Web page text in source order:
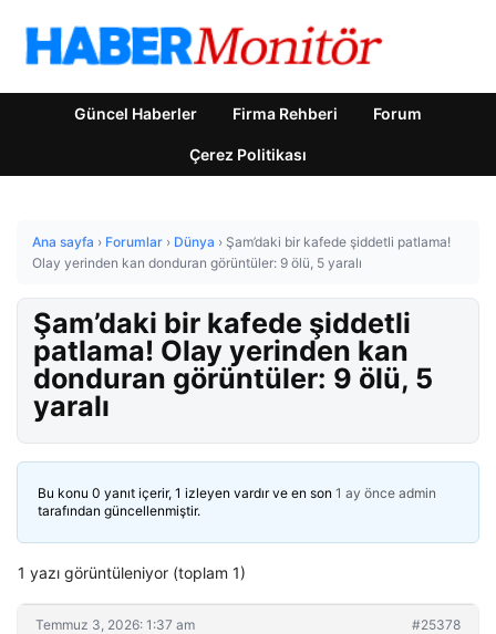
Güncel Haberler Firma Rehberi Forum
Çerez Politikası
Ana sayfa › Forumlar › Dünya › Şam’daki bir kafede şiddetli patlama!
Olay yerinden kan donduran görüntüler: 9 ölü, 5 yaralı
Şam’daki bir kafede şiddetli
patlama! Olay yerinden kan
donduran görüntüler: 9 ölü, 5
yaralı
Bu konu 0 yanıt içerir, 1 izleyen vardır ve en son 1 ay önce admin
tarafından güncellenmiştir.
1 yazı görüntüleniyor (toplam 1)
Temmuz 3, 2026: 1:37 am #25378